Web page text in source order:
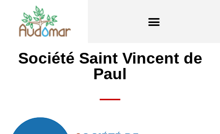
Société Saint Vincent de
Paul